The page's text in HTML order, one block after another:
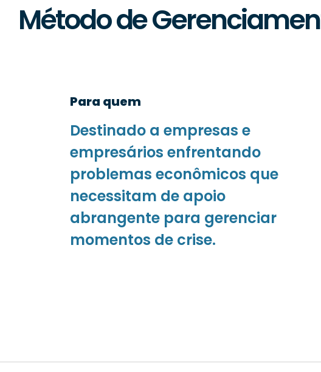
Método de
Para quem
Destinado a empresas e
empresários enfrentando
problemas econômicos que
necessitam de apoio
abrangente para gerenciar
momentos de crise.